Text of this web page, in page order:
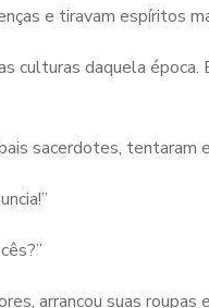
e tiravam espíritos
culturas daquela
sacerdotes, tentaram
arrancou suas roupas